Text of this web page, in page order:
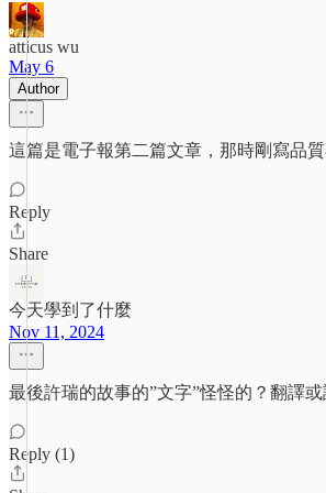
atticus wu
May 6
Author
這篇是電子報第二篇文章，那時剛寫品
Reply
Share
今天學到了什麼
Nov 11, 2024
最後許瑞的故事的”文字”怪怪的？翻譯
Reply (1)